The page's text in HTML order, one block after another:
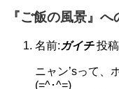
『ご飯の風景』へ
名前: ガイチ 投
ニャン’sって、
(=^･^=)